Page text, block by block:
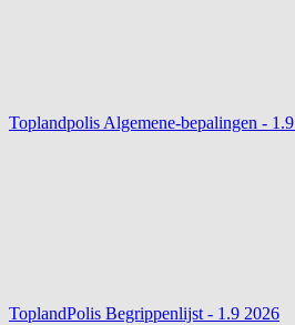
Toplandpolis Algemene-bepalingen - 1.9
ToplandPolis Begrippenlijst - 1.9 2026